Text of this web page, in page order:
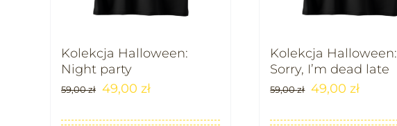
Kolekcja Halloween:
Night party
59,00zł 49,00 zł
Kolekcja Halloween:
Sorry, I’m dead late
59,00zł 49,00zł